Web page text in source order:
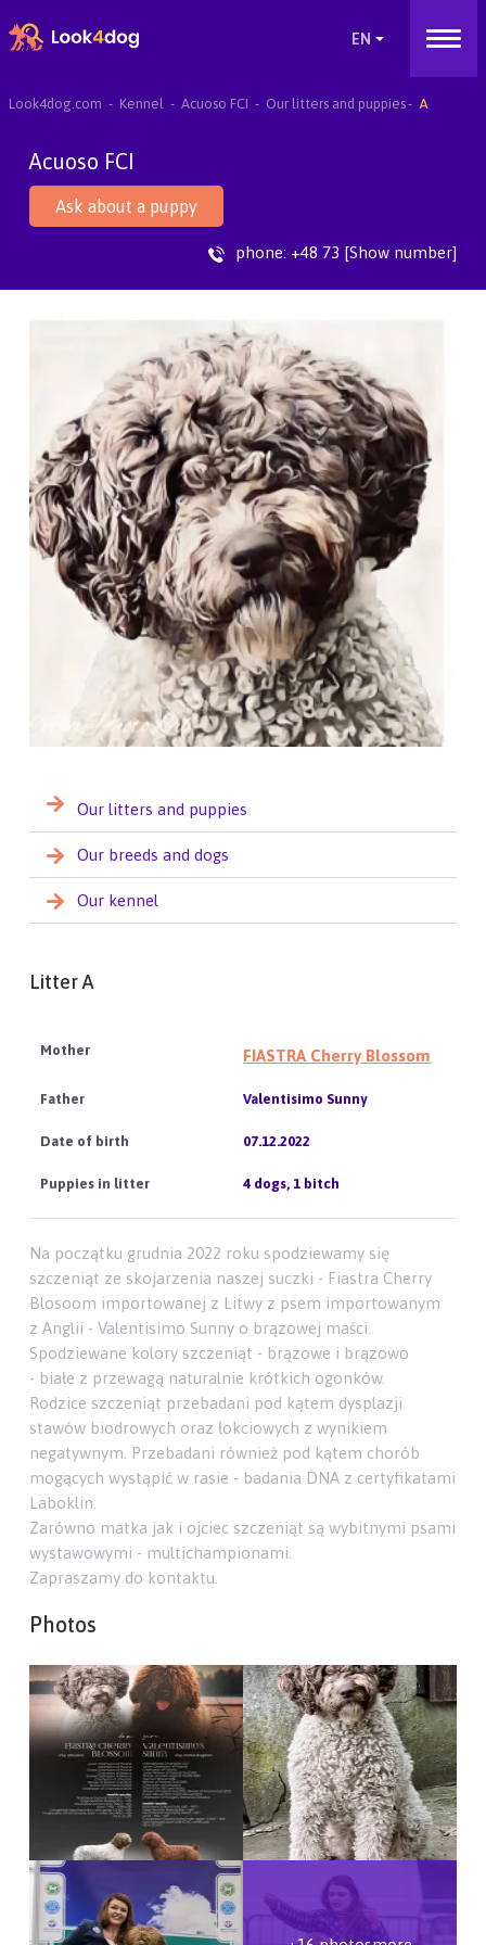
Look4dog.com Kennel Acuoso FCI Our litters and puppies A
Acuoso FCI
Ask about a puppy
phone: +48 73 [Show number]
Our litters and puppies
Our breeds and dogs
Our kennel
Litter A
FIASTRA Cherry Blossom
Valentisimo Sunny
07.12.2022
4 dogs, 1 bitch
Na początku grudnia 2022 roku spodziewamy się
szczeniąt ze skojarzenia naszej suczki - Fiastra Cherry
Blosoom importowanej z Litwy z psem importowanym
z Anglii - Valentisimo Sunny o brązowej maści.
Spodziewane kolory szczeniąt - brązowe i brązowo
- białe z przewagą naturalnie krótkich ogonków.
Rodzice szczeniąt przebadani pod kątem dysplazji
stawów biodrowych oraz łokciowych z wynikiem
negatywnym. Przebadani również pod kątem chorób
mogących wystąpić w rasie - badania DNA z certyfikatami
Laboklin.
Zarówno matka jak i ojciec szczeniąt są wybitnymi psami
wystawowymi - multichampionami.
Zapraszamy do kontaktu.
Photos